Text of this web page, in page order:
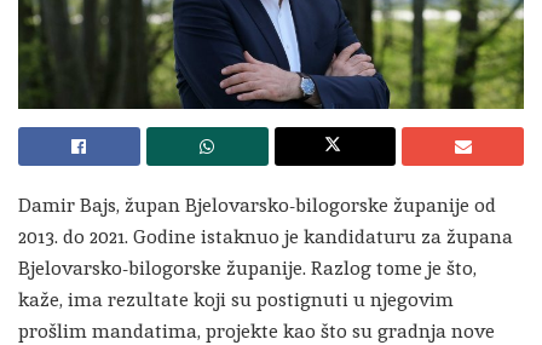
Damir Bajs, župan Bjelovarsko-bilogorske županije od
2013. do 2021. Godine istaknuo je kandidaturu za župana
Bjelovarsko-bilogorske županije. Razlog tome je što,
kaže, ima rezultate koji su postignuti u njegovim
prošlim mandatima, projekte kao što su gradnja nove